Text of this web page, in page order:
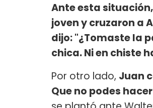
Ante esta
joven y cruzaron a
dijo: "¿Tomaste la
chica. Ni en chiste
Por otro lado, Juan
Que no podes